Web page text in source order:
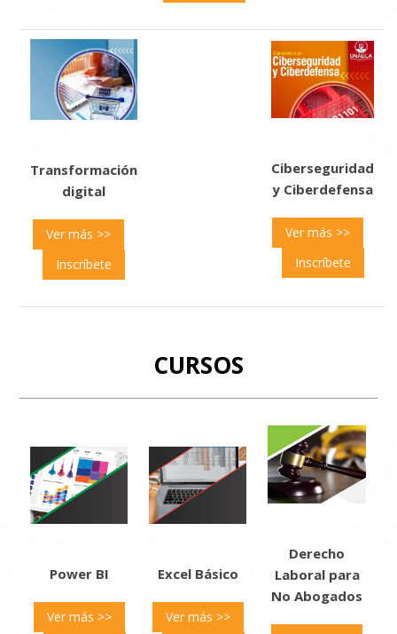
Transformación
digital
Ver más >>
Inscríbete
Ciberseguridad
y Ciberdefensa
Ver más >>
Inscríbete
CURSOS
Power BI
Ver más >>
Excel Básico
Ver más >>
Derecho
Laboral para
No Abogados